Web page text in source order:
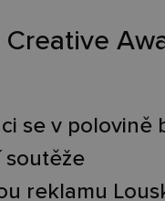
se v polovině
reklamu